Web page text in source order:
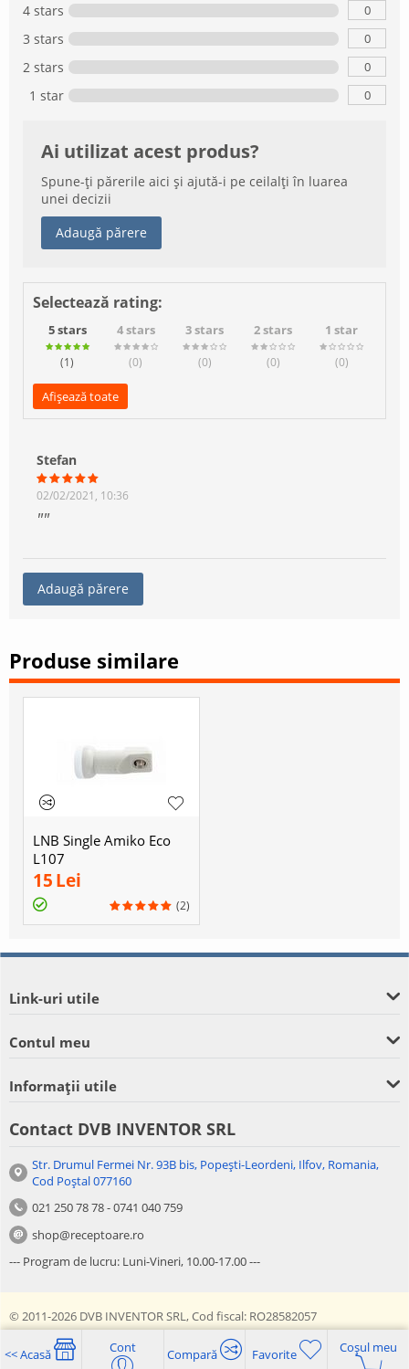
4 stars 0
3 stars 0
2 stars 0
1 star 0
Ai utilizat acest produs?
Spune-ți părerile aici și ajută-i pe ceilalți în luarea
unei decizii
Adaugă părere
Selectează rating:
5 stars
(1)
4 stars
(0)
3 stars
(0)
2 stars
(0)
1 star
(0)
Afișează toate
Stefan
02/02/2021, 10:36
Adaugă părere
Produse similare
LNB Single Amiko Eco
L107
15Lei
(2)
Link-uri utile
Contul meu
Informații utile
Contact DVB INVENTOR SRL
Str. Drumul Fermei Nr. 93B bis, Popești-Leordeni, Ilfov, Romania,
Cod Poștal 077160
021 250 78 78 - 0741 040 759
shop@receptoare.ro
--- Program de lucru: Luni-Vineri, 10.00-17.00 ---
© 2011-2026 DVB INVENTOR SRL, Cod fiscal: RO28582057
<< Acasă Cont Compară Favorite Coșul meu